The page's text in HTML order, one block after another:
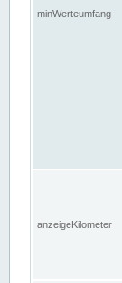
minWerteumfang
anzeigeKilometer